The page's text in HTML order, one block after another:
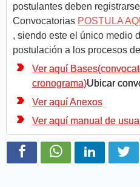
postulantes deben
Convocatorias POSTULA
, siendo este el único medio
postulación a los procesos
Ver aquí
cronograma)Ubicar
Ver aquí Anexos
Ver aquí manual de